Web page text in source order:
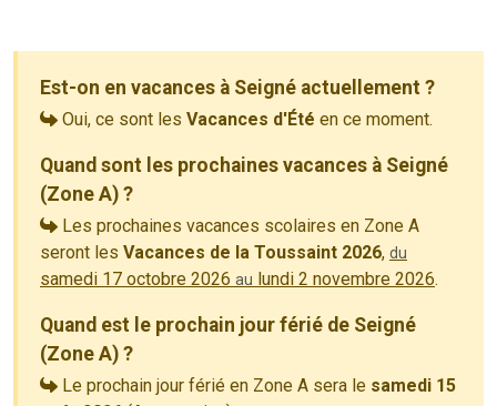
Est-on en vacances à Seigné actuellement ?
Oui, ce sont les Vacances d'Été en ce moment.
Quand sont les prochaines vacances à Seigné
(Zone A) ?
Les prochaines vacances scolaires en Zone A
seront les Vacances de la Toussaint 2026, du
samedi 17 octobre 2026 au lundi 2 novembre 2026.
Quand est le prochain jour férié de Seigné
(Zone A) ?
Le prochain jour férié en Zone A sera le samedi 15